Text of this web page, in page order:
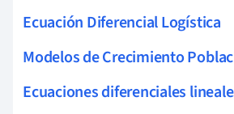
Ecuación Diferencial Logística
Modelos de Crecimiento
Ecuaciones diferenciales